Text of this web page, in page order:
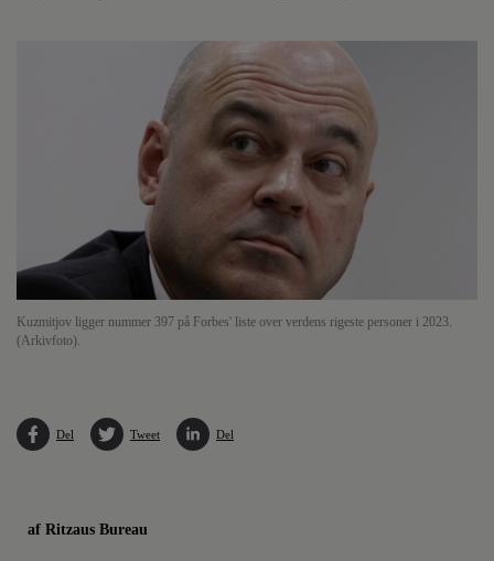
Kuzmitjov ligger nummer 397 på Forbes' liste over verdens rigeste personer i 2023.
(Arkivfoto).
Del Tweet Del
af Ritzaus Bureau